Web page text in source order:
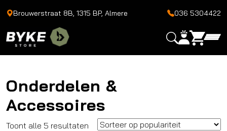
Brouwerstraat 8B, 1315 BP, Almere 036 5304422
Onderdelen &
Accessoires
Toont alle 5 resultaten Gesorteerd